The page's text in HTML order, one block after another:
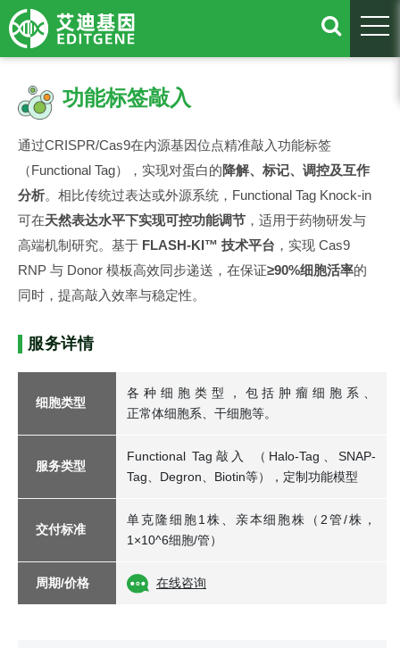
功能标签敲入
通过CRISPR/Cas9在内源基因位点精准敲入功能标签
（Functional Tag），实现对蛋白的降解、标记、调控及互作
分析。相比传统过表达或外源系统，Functional Tag Knock-in
可在天然表达水平下实现可控功能调节 ，适用于药物研发与
高端机制研究。基于 FLASH-KI™ 技术平台 ，实现 Cas9
RNP 与 Donor 模板高效同步递送，在保证≥90%细胞活率的
同时，提高敲入效率与稳定性。
服务详情
细胞类型
各种细胞类型，包括肿瘤细胞系、
正常体细胞系、干细胞等。
服务类型
Functional Tag敲入 （Halo-Tag、SNAP-
Tag、Degron、Biotin等），定制功能模型
交付标准
单克隆细胞1株、亲本细胞株（2管/株，
1×10^6细胞/管）
周期/价格 在线咨询